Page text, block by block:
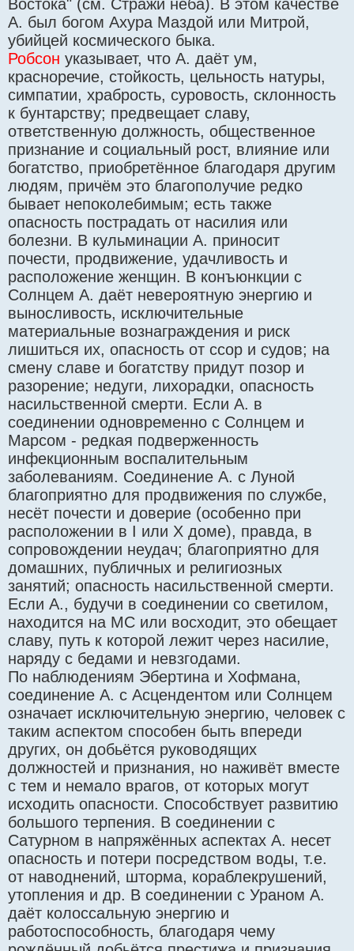
Востока" (см. Стражи неба). В этом качестве
А. был богом Ахура Маздой или Митрой,
убийцей космического быка.
Робсон указывает, что А. даёт ум,
красноречие, стойкость, цельность натуры,
симпатии, храбрость, суровость, склонность
к бунтарству; предвещает славу,
ответственную должность, общественное
признание и социальный рост, влияние или
богатство, приобретённое благодаря другим
людям, причём это благополучие редко
бывает непоколебимым; есть также
опасность пострадать от насилия или
болезни. В кульминации А. приносит
почести, продвижение, удачливость и
расположение женщин. В конъюнкции с
Солнцем А. даёт невероятную энергию и
выносливость, исключительные
материальные вознаграждения и риск
лишиться их, опасность от ссор и судов; на
смену славе и богатству придут позор и
разорение; недуги, лихорадки, опасность
насильственной смерти. Если А. в
соединении одновременно с Солнцем и
Марсом - редкая подверженность
инфекционным воспалительным
заболеваниям. Соединение А. с Луной
благоприятно для продвижения по службе,
несёт почести и доверие (особенно при
расположении в I или X доме), правда, в
сопровождении неудач; благоприятно для
домашних, публичных и религиозных
занятий; опасность насильственной смерти.
Если А., будучи в соединении со светилом,
находится на МС или восходит, это обещает
славу, путь к которой лежит через насилие,
наряду с бедами и невзгодами.
По наблюдениям Эбертина и Хофмана,
соединение А. с Асцендентом или Солнцем
означает исключительную энергию, человек с
таким аспектом способен быть впереди
других, он добьётся руководящих
должностей и признания, но наживёт вместе
с тем и немало врагов, от которых могут
исходить опасности. Способствует развитию
большого терпения. В соединении с
Сатурном в напряжённых аспектах А. несет
опасность и потери посредством воды, т.е.
от наводнений, шторма, кораблекрушений,
утопления и др. В соединении с Ураном А.
даёт колоссальную энергию и
работоспособность, благодаря чему